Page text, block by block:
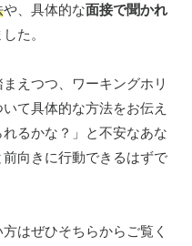
や、具体的な面接で聞かれ
た。
えつつ、ワーキングホリ
て具体的な方法をお伝え
るかな？」と不安なあな
向きに行動できるはずで
はぜひそちらからご覧く